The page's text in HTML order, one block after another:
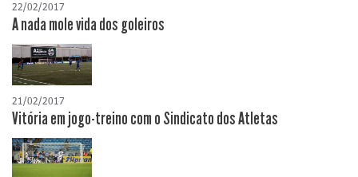
22/02/2017
A nada mole vida dos goleiros
21/02/2017
Vitória em jogo-treino com o Sindicato dos Atletas